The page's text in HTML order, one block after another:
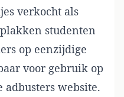
verkocht als
studenten
op eenzijdige
voor gebruik op
adbusters website.